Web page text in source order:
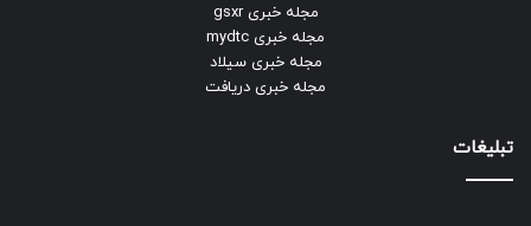
امیدواریم از این قسمت ازشاترلذت برده باشید. دیدگاه شما
کاربران نیوزلن درباره‌ی این تصاویر ماکرو چیست؟ آیا شما هم
مجله خبری gsxr
مجله خبری mydtc
مجله خبری سیلاد
مجله خبری دریافت
تبلیغات